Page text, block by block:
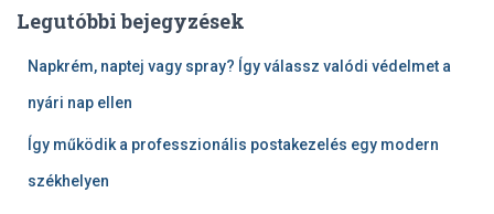
Legutóbbi bejegyzések
Napkrém, naptej vagy spray? Így válassz valódi védelmet a
nyári nap ellen
Így működik a professzionális postakezelés egy modern
székhelyen